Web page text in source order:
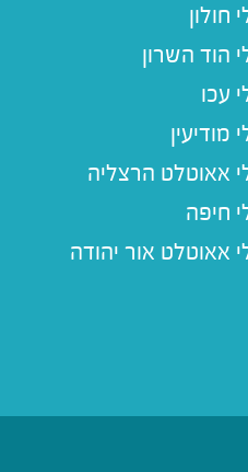
חולון
הוד השרון
עכו
מודיעין
אאוטלט הרצליה
חיפה
אאוטלט אור יהודה